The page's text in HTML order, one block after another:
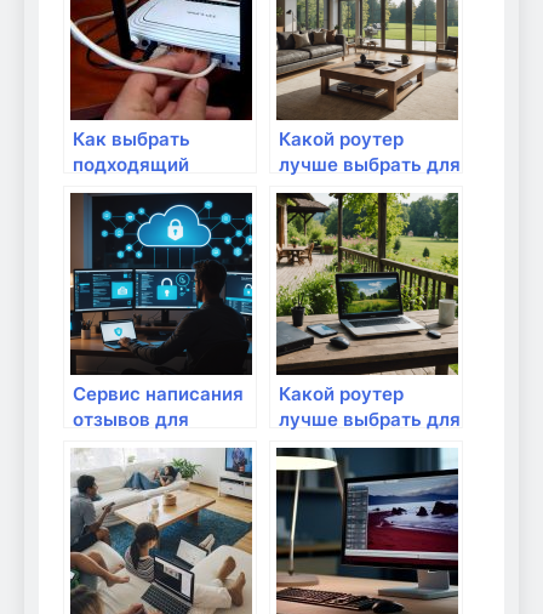
Как выбрать
подходящий
роутер для
домашней сети?
Какой роутер
лучше выбрать для
большой дачи
Сервис написания
отзывов для
Яндекс Карт:
Обзор и
возможности
Какой роутер
лучше выбрать для
большой дачи:
Полное
руководство